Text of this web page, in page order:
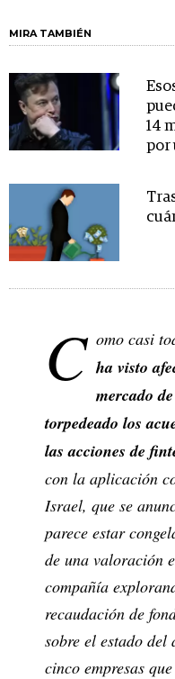
MIRA TAMBIÉN
14
por
C omo casi
ha visto
mercado
torpedeado los
las acciones de
con la aplicación
Israel, que se
parece estar
de una valoración
compañía
recaudación de
sobre el estado
cinco empresas